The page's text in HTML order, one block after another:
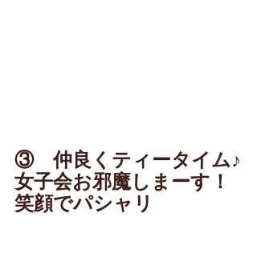
③　仲良くティータイム♪
女子会お邪魔しまーす！
笑顔でパシャリ